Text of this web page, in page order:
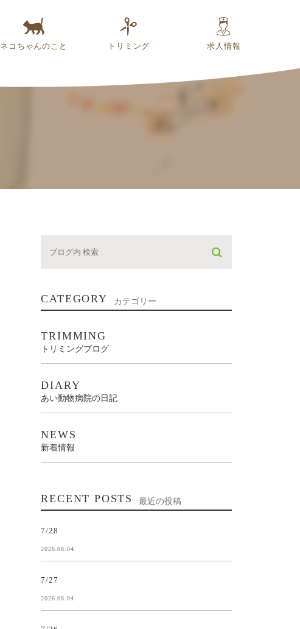
ネコちゃんのこと トリミング 求人情報
CATEGORY カテゴリー
TRIMMING
トリミングブログ
DIARY
あい動物病院の日記
NEWS
新着情報
RECENT POSTS 最近の投稿
7/28
2026.08.04
7/27
2026.08.04